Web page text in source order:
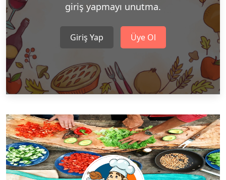
giriş yapmayı unutma.
Giriş Yap Üye Ol